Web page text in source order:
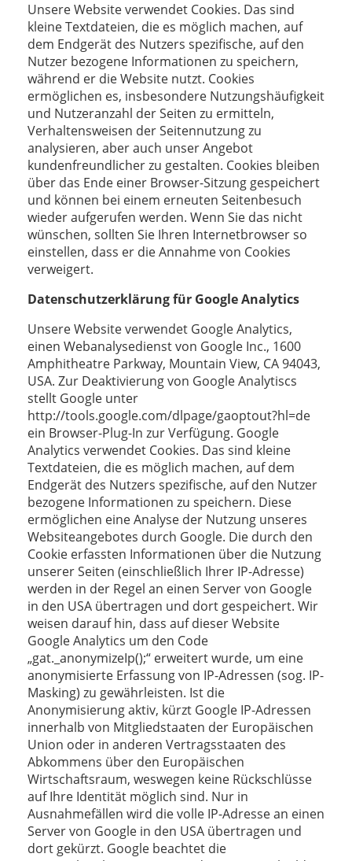
Unsere Website verwendet Cookies. Das sind
kleine Textdateien, die es möglich machen, auf
dem Endgerät des Nutzers spezifische, auf den
Nutzer bezogene Informationen zu speichern,
während er die Website nutzt. Cookies
ermöglichen es, insbesondere Nutzungshäufigkeit
und Nutzeranzahl der Seiten zu ermitteln,
Verhaltensweisen der Seitennutzung zu
analysieren, aber auch unser Angebot
kundenfreundlicher zu gestalten. Cookies bleiben
über das Ende einer Browser-Sitzung gespeichert
und können bei einem erneuten Seitenbesuch
wieder aufgerufen werden. Wenn Sie das nicht
wünschen, sollten Sie Ihren Internetbrowser so
einstellen, dass er die Annahme von Cookies
verweigert.
Datenschutzerklärung für Google Analytics
Unsere Website verwendet Google Analytics,
einen Webanalysedienst von Google Inc., 1600
Amphitheatre Parkway, Mountain View, CA 94043,
USA. Zur Deaktivierung von Google Analytiscs
stellt Google unter
http://tools.google.com/dlpage/gaoptout?hl=de
ein Browser-Plug-In zur Verfügung. Google
Analytics verwendet Cookies. Das sind kleine
Textdateien, die es möglich machen, auf dem
Endgerät des Nutzers spezifische, auf den Nutzer
bezogene Informationen zu speichern. Diese
ermöglichen eine Analyse der Nutzung unseres
Websiteangebotes durch Google. Die durch den
Cookie erfassten Informationen über die Nutzung
unserer Seiten (einschließlich Ihrer IP-Adresse)
werden in der Regel an einen Server von Google
in den USA übertragen und dort gespeichert. Wir
weisen darauf hin, dass auf dieser Website
Google Analytics um den Code
„gat._anonymizeIp();“ erweitert wurde, um eine
anonymisierte Erfassung von IP-Adressen (sog. IP-
Masking) zu gewährleisten. Ist die
Anonymisierung aktiv, kürzt Google IP-Adressen
innerhalb von Mitgliedstaaten der Europäischen
Union oder in anderen Vertragsstaaten des
Abkommens über den Europäischen
Wirtschaftsraum, weswegen keine Rückschlüsse
auf Ihre Identität möglich sind. Nur in
Ausnahmefällen wird die volle IP-Adresse an einen
Server von Google in den USA übertragen und
dort gekürzt. Google beachtet die